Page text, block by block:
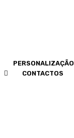
PERSONALIZAÇÃO
CONTACTOS